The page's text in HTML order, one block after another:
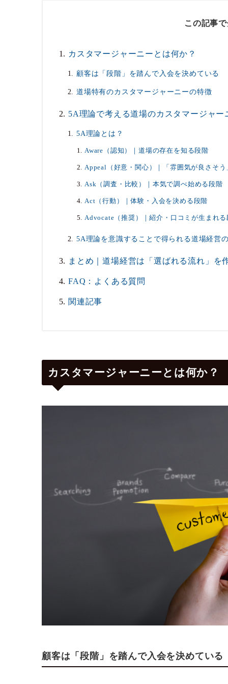
この記事
カスタマージャーニーとは何か？
顧客は「段階」を踏んで入会を決めている
道場特有のカスタマージャーニーの特徴
5A理論で考える道場のカスタマージャー
5A理論とは？
Aware（認知）｜道場の存在を知る段階
Appeal（好意・関心）｜「雰囲気が良さそ
Ask（調査・比較）｜本気で調べ始める段階
Act（行動）｜体験・入会を決める段階
Advocate（推奨）｜紹介・口コミが生まれる
5A理論を意識することで得られる道場経営
まとめ｜道場経営は「選ばれる流れ」を
FAQ：よくある質問
関連記事
カスタマージャーニーとは何か？
顧客は「段階」を踏んで入会を決めている